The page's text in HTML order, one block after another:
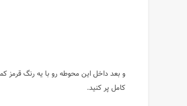
و بعد داخل اين محوطه رو با يه رنگ قرمز
كامل پر كنيد.